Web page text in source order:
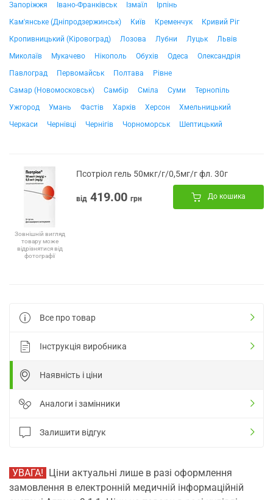
Запоріжжя
Івано-Франківськ Ізмаїл
Ірпінь
Кам'янське (Дніпродзержинськ)
Київ Кременчук
Кривий Ріг
Кропивницький (Кіровоград)
Лозова Лубни Луцьк
Львів
Миколаїв
Мукачево Нікополь Обухів Одеса
Олександрія
Павлоград
Первомайськ Полтава
Рівне
Самар (Новомосковськ)
Самбір Сміла Суми
Тернопіль
Ужгород
Умань Фастів Харків Херсон
Хмельницький
Черкаси
Чернівці Чернігів Чорноморськ Шептицький
Зовнішній вигляд
товару може
відрізнятися від
фотографії
Псотріол гель 50мкг/г/0,5мг/г фл. 30г
від 419.00 грн До кошика
Все про товар
Інструкція виробника
Наявність і ціни
Аналоги і замінники
Залишити відгук
УВАГА! Ціни актуальні лише в разі оформлення
замовлення в електронній медичній інформаційній